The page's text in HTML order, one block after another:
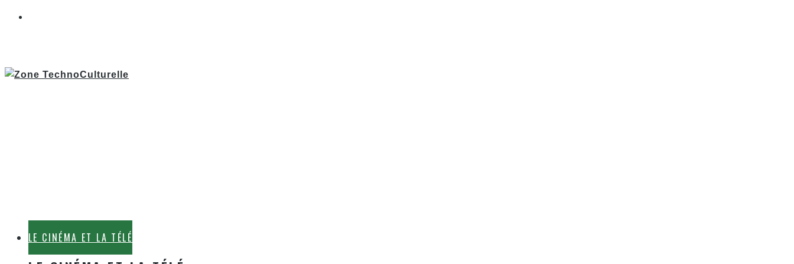
LE CINÉMA ET LA TÉLÉ